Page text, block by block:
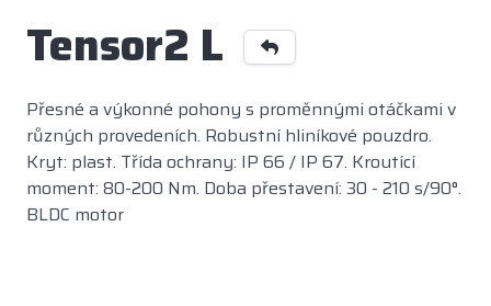
Tensor2 L
Přesné a výkonné pohony s proměnnými otáčkami v
různých provedeních. Robustní hliníkové pouzdro.
Kryt: plast. Třída ochrany: IP 66 / IP 67. Kroutící
moment: 80-200 Nm. Doba přestavení: 30 - 210 s/90°.
BLDC motor